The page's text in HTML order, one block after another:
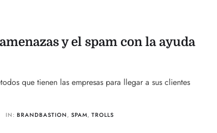
y el spam con la ayuda
que tienen las empresas para llegar a sus clientes
IN:BRANDBASTION,SPAM,TROLLS